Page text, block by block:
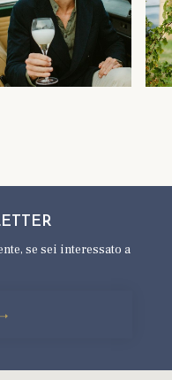
se sei interessato a